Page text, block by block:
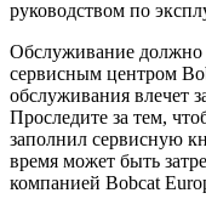
руководством по
Обслуживание должно
сервисным центром
обслуживания влечет
Проследите за тем,
заполнил сервисную
время может быть
компанией Bobcat